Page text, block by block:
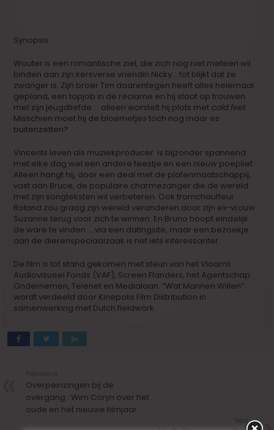
Synopsis
Wouter is een romantische ziel, die zich nog niet meteen wil
binden aan zijn kersverse vriendin Nicky… tot blijkt dat ze
zwanger is. Zijn broer Tim daarentegen heeft alles helemaal
gepland, een topjob in de reclame en hij staat op trouwen
met zijn jeugdliefde … alleen worstelt hij plots met cold feet.
Misschien moet hij de bloemetjes toch nog maar es
buitenzetten?
Vincents leven als muziekproducer is bijzonder spannend
met elke dag wel een andere feestje en een nieuw poeplief.
Alleen hangt hij, door een deal met de platenmaatschappij,
vast aan Bruce, de populaire charmezanger die de wereld
met zijn songteksten wil verbeteren. Ook tramchauffeur
Roland zou graag zijn wereld veranderen.door zijn ex-vrouw
Suzanne terug voor zich te winnen. En Bruno hoopt eindelijk
de ware te vinden … via een datingsite, maar een bezoekje
aan de dierenspeciaalzaak is net iets interessanter.
De film is tot stand gekomen met steun van het Vlaams
Audiovisueel Fonds (VAF), Screen Flanders, het Agentschap
Ondernemen, Telenet en Medialaan. “Wat Mannen Willen”
wordt verdeeld door Kinepolis Film Distribution in
samenwerking met Dutch fieldwork
Overpeinzingen bij de
overgang : Wim Coryn over het
oude en het nieuwe filmjaar